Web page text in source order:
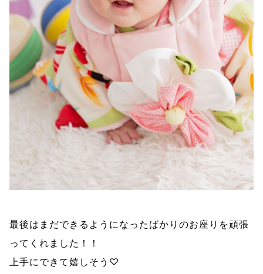
最後はまだできるようになったばかりのお座りを頑張
ってくれました！！
上手にできて嬉しそう♡